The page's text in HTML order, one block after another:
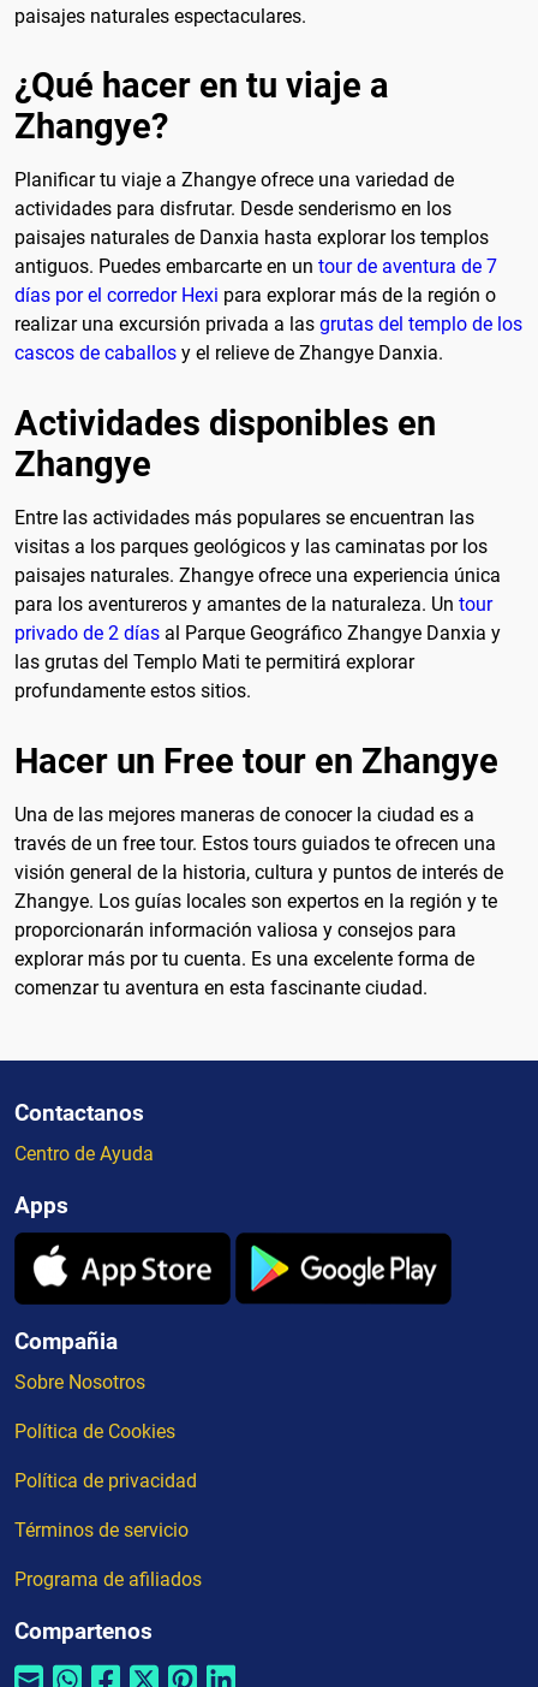
paisajes naturales espectaculares.
¿Qué hacer en tu viaje a
Zhangye?
Planificar tu viaje a Zhangye ofrece una variedad de
actividades para disfrutar. Desde senderismo en los
paisajes naturales de Danxia hasta explorar los templos
antiguos. Puedes embarcarte en un tour de aventura de 7
días por el corredor Hexi para explorar más de la región o
realizar una excursión privada a las grutas del templo de los
cascos de caballos y el relieve de Zhangye Danxia.
Actividades disponibles en
Zhangye
Entre las actividades más populares se encuentran las
visitas a los parques geológicos y las caminatas por los
paisajes naturales. Zhangye ofrece una experiencia única
para los aventureros y amantes de la naturaleza. Un tour
privado de 2 días al Parque Geográfico Zhangye Danxia y
las grutas del Templo Mati te permitirá explorar
profundamente estos sitios.
Hacer un Free tour en Zhangye
Una de las mejores maneras de conocer la ciudad es a
través de un free tour. Estos tours guiados te ofrecen una
visión general de la historia, cultura y puntos de interés de
Zhangye. Los guías locales son expertos en la región y te
proporcionarán información valiosa y consejos para
explorar más por tu cuenta. Es una excelente forma de
comenzar tu aventura en esta fascinante ciudad.
Contactanos
Centro de Ayuda
Apps
Compañia
Sobre Nosotros
Política de Cookies
Política de privacidad
Términos de servicio
Programa de afiliados
Compartenos